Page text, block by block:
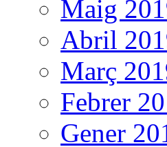
Maig
Abril
Març
Febrer
Gener